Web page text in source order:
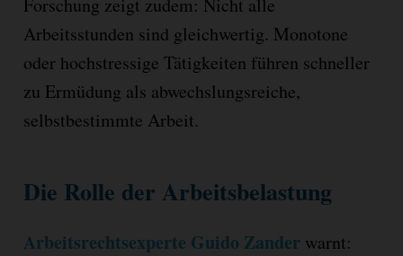
Forschung zeigt zudem: Nicht alle
Arbeitsstunden sind gleichwertig. Monotone
oder hochstressige Tätigkeiten führen schneller
zu Ermüdung als abwechslungsreiche,
selbstbestimmte Arbeit.
Die Rolle der Arbeitsbelastung
Arbeitsrechtsexperte Guido Zander warnt: